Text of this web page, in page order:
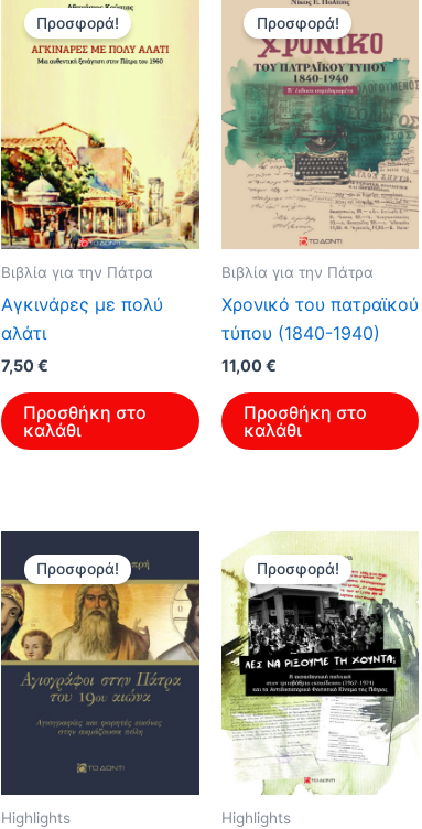
Προσφορά!
Βιβλία για την Πάτρα
Aγκινάρες με πολύ
αλάτι
Original
was:
12,00 €.
7,50€Η
τιμή
είναι:
7,50 €.
Προσθήκη στο
καλάθι
Προσφορά!
Βιβλία για την Πάτρα
Χρονικό του πατραϊκού
τύπου (1840-1940)
Original
was:
17,60 €.
11,00€Η
τιμή
είναι:
11,00 €.
Προσθήκη στο
καλάθι
Προσφορά!
Highlights
Προσφορά!
Highlights